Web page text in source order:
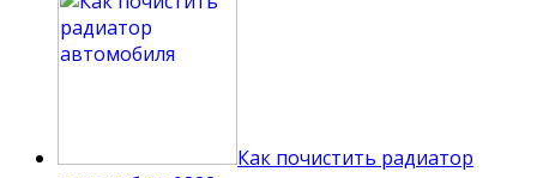
Как почистить радиатор